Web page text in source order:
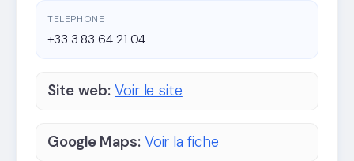
TELEPHONE
+33 3 83 64 21 04
Site web: Voir le site
Google Maps: Voir la fiche